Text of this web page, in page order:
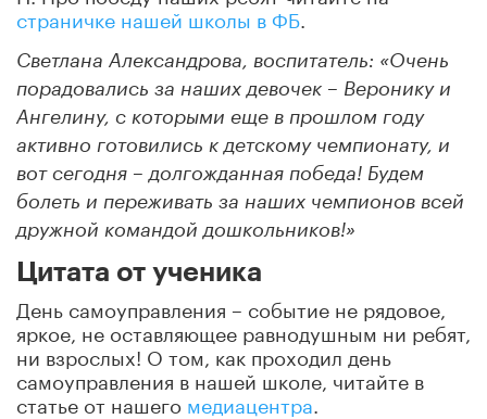
страничке нашей школы в ФБ
Светлана Александрова, воспитатель: «Очень
порадовались за наших девочек – Веронику и
Ангелину, с которыми еще в прошлом году
активно готовились к детскому чемпионату, и
вот сегодня – долгожданная победа! Будем
болеть и переживать за наших чемпионов всей
дружной командой дошкольников!»
Цитата от ученика
День самоуправления – событие не рядовое,
яркое, не оставляющее равнодушным ни ребят,
ни взрослых! О том, как проходил день
самоуправления в нашей школе, читайте в
статье от нашего медиацентра